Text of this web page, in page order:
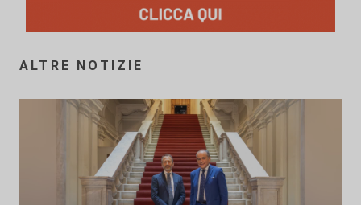
ALTRE NOTIZIE